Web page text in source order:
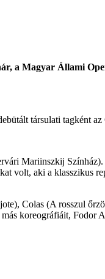
a Magyar Állami
társulati tagként az
Mariinszkij
volt, aki a klasszikus
Colas (A rosszul
koreográfiáit, Fodor